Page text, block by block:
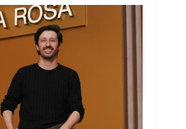
franquia com estoque
consignado
4 de agosto de 2026
Mercosul-UE prevê
transição longa para
vestuário